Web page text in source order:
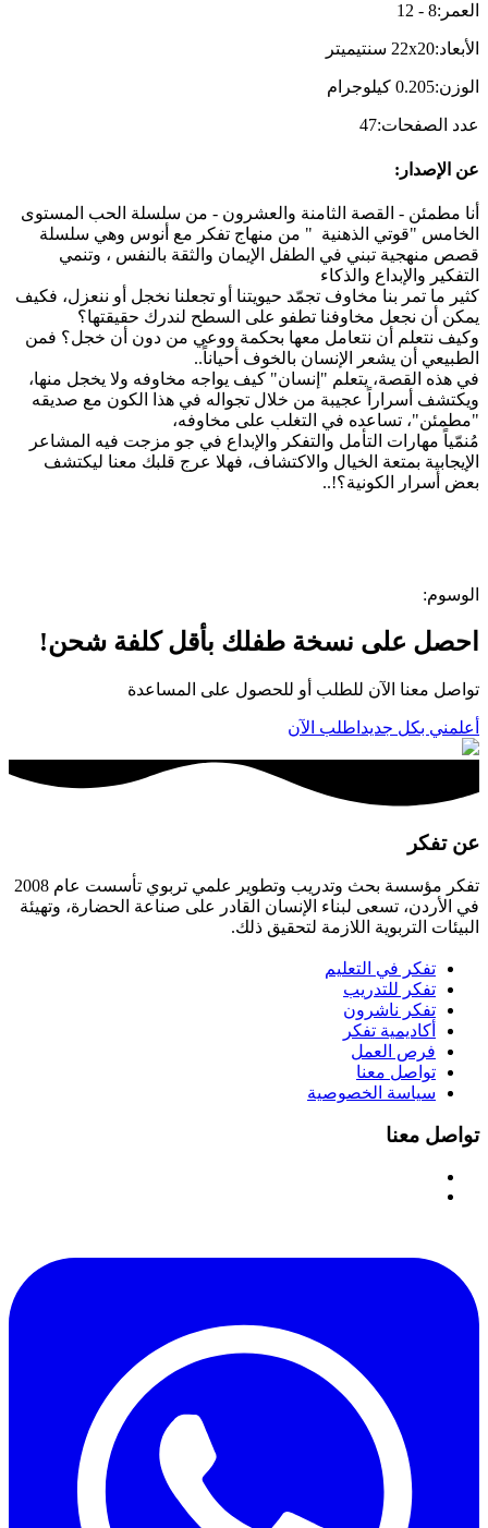
العمر :
8
-
12
الأبعاد:
22x20 سنتيميتر
الوزن:
0.205 كيلوجرام
عدد الصفحات:
47
عن الإصدار :
أنا مطمئن - القصة الثامنة والعشرون - من سلسلة الحب المستوى
الخامس "قوتي الذهنية " من منهاج تفكر مع أنوس وهي سلسلة
قصص منهجية تبني في الطفل الإيمان والثقة بالنفس ، وتنمي
التفكير والإبداع والذكاء
كثير ما تمر بنا مخاوف تجمّد حيويتنا أو تجعلنا نخجل أو ننعزل، فكيف
يمكن أن نجعل مخاوفنا تطفو على السطح لندرك حقيقتها؟
وكيف نتعلم أن نتعامل معها بحكمة ووعي من دون أن خجل؟ فمن
الطبيعي أن يشعر الإنسان بالخوف أحياناً..
في هذه القصة، يتعلم "إنسان" كيف يواجه مخاوفه ولا يخجل منها،
ويكتشف أسراراً عجيبة من خلال تجواله في هذا الكون مع صديقه
"مطمئن"، تساعده في التغلب على مخاوفه،
مُنمّياً مهارات التأمل والتفكر والإبداع في جو مزجت فيه المشاعر
الإيجابية بمتعة الخيال والاكتشاف، فهلا عرج قلبك معنا ليكتشف
بعض أسرار الكونية؟!..
الوسوم:
احصل على نسخة طفلك بأقل كلفة شحن!
تواصل معنا الآن للطلب أو للحصول على المساعدة
أعلمني بكل جديد اطلب الآن
عن تفكر
تفكر مؤسسة بحث وتدريب وتطوير علمي تربوي تأسست عام 2008
في الأردن، تسعى لبناء الإنسان القادر على صناعة الحضارة، وتهيئة
البيئات التربوية اللازمة لتحقيق ذلك.
تفكر في التعليم
تفكر للتدريب
تفكر ناشرون
أكاديمية تفكر
فرص العمل
تواصل معنا
سياسة الخصوصية
تواصل معنا